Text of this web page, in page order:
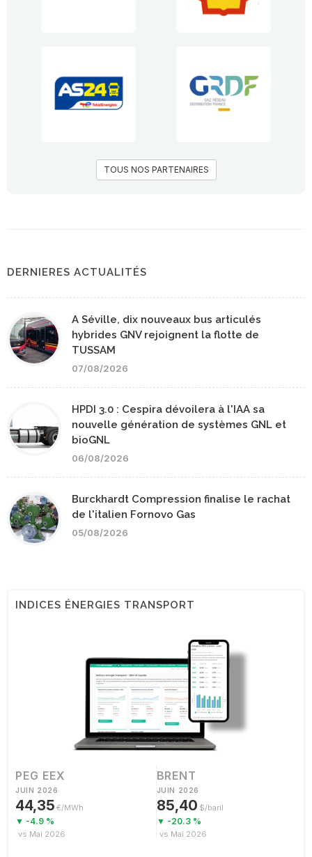
TOUS NOS PARTENAIRES
DERNIERES ACTUALITÉS
A Séville, dix nouveaux bus articulés
hybrides GNV rejoignent la flotte de
TUSSAM
07/08/2026
HPDI 3.0 : Cespira dévoilera à l'IAA sa
nouvelle génération de systèmes GNL et
bioGNL
06/08/2026
Burckhardt Compression finalise le rachat
de l'italien Fornovo Gas
05/08/2026
INDICES ÉNERGIES TRANSPORT
PEG EEX
JUIN 2026
44,35 €/MWh
▼ -4.9 %
vs Mai 2026
BRENT
JUIN 2026
85,40 $/baril
▼ -20.3 %
vs Mai 2026